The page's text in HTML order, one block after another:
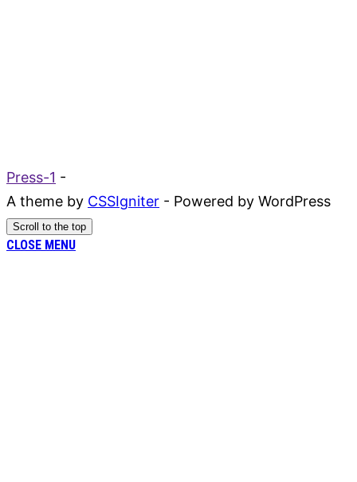
Press-1 -
A theme by CSSIgniter - Powered by WordPress
Scroll to the top
CLOSE MENU